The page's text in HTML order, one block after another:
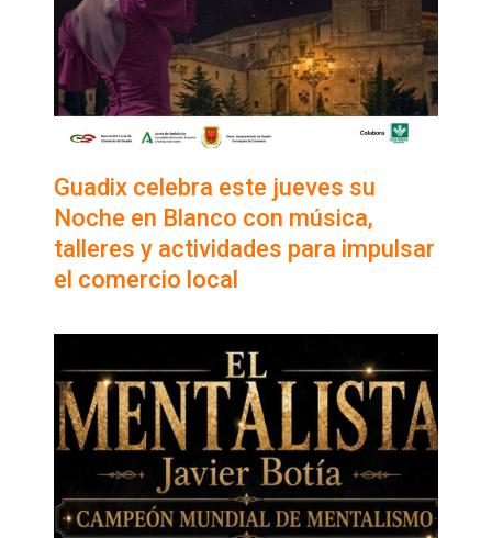
Guadix celebra este jueves su
Noche en Blanco con música,
talleres y actividades para impulsar
el comercio local